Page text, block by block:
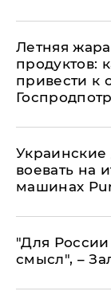
Летняя
продуктов:
привести к
Украинские
воевать на
машинах
"Для
смысл", –